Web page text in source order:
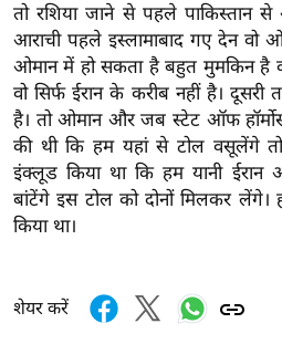
फि
ल्म
स
मी
क्षा
B
r
e
i
तो रशिया जाने से पहले पाकिस्तान
आराची पहले इस्लामाबाद गए देन वो
ओमान में हो सकता है बहुत मुमकिन है
वो सिर्फ ईरान के करीब नहीं है।
है। तो ओमान और जब स्टेट ऑफ
की थी कि हम यहां से टोल वसूलेंगे
इंक्लूड किया था कि हम यानी
बांटेंगे इस टोल को दोनों मिलकर लेंगे।
किया था।
शेयर करें